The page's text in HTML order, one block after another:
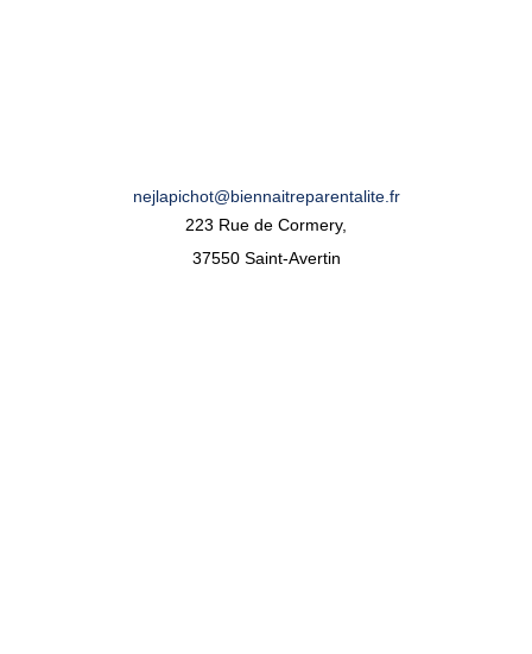
nejlapichot@biennaitreparentalite.fr
223 Rue de Cormery,
37550 Saint-Avertin